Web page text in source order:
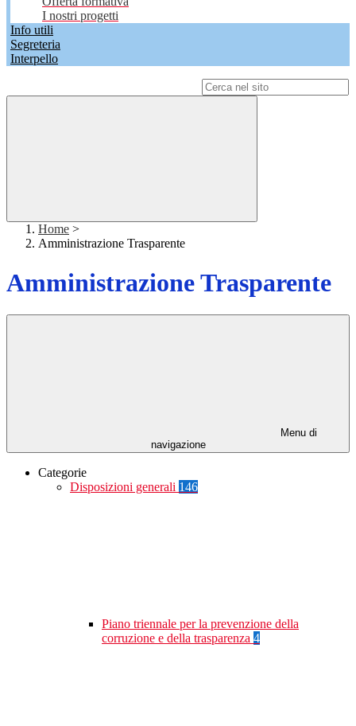
I nostri progetti
Info utili
Segreteria
Interpello
Home >
Amministrazione Trasparente
Amministrazione Trasparente
Menu di
navigazione
Categorie
Disposizioni generali 146
Piano triennale per la prevenzione della
corruzione e della trasparenza 4